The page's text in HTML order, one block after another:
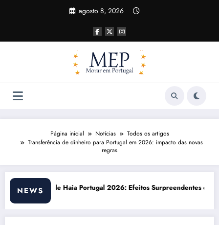
agosto 8, 2026
Página inicial Notícias
Todos os artigos
Transferência de dinheiro para Portugal em 2026: impacto das novas
regras
NEWS
Efeitos Surpreendentes e OportunidadesCusto de vida em Portugal 2026: